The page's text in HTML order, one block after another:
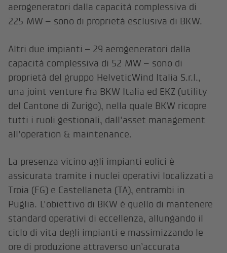
aerogeneratori dalla capacità complessiva di
225 MW – sono di proprietà esclusiva di BKW.
Altri due impianti – 29 aerogeneratori dalla
capacità complessiva di 52 MW – sono di
proprietà del gruppo HelveticWind Italia S.r.l.,
una joint venture fra BKW Italia ed EKZ (utility
del Cantone di Zurigo), nella quale BKW ricopre
tutti i ruoli gestionali, dall'asset management
all'operation & maintenance.
La presenza vicino agli impianti eolici è
assicurata tramite i nuclei operativi localizzati a
Troia (FG) e Castellaneta (TA), entrambi in
Puglia. L'obiettivo di BKW è quello di mantenere
standard operativi di eccellenza, allungando il
ciclo di vita degli impianti e massimizzando le
ore di produzione attraverso un’accurata